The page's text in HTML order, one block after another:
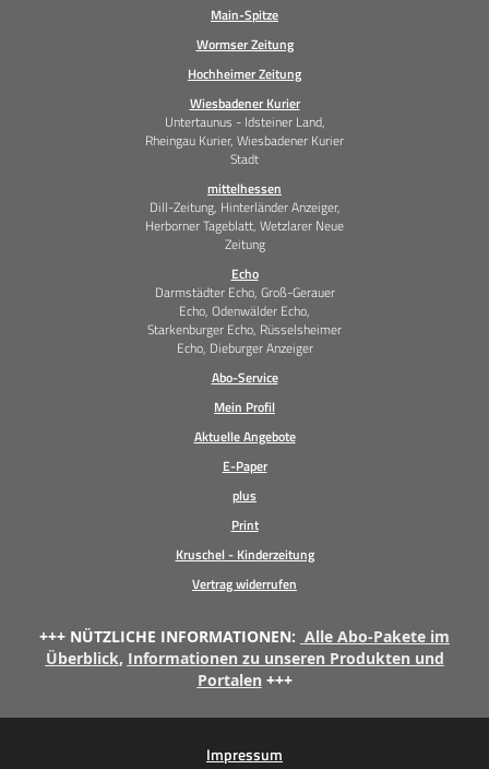
Main-Spitze
Wormser Zeitung
Hochheimer Zeitung
Wiesbadener Kurier
Untertaunus - Idsteiner Land,
Rheingau Kurier, Wiesbadener Kurier
Stadt
mittelhessen
Dill-Zeitung, Hinterländer Anzeiger,
Herborner Tageblatt, Wetzlarer Neue
Zeitung
Echo
Darmstädter Echo, Groß-Gerauer
Echo, Odenwälder Echo,
Starkenburger Echo, Rüsselsheimer
Echo, Dieburger Anzeiger
Abo-Service
Mein Profil
Aktuelle Angebote
E-Paper
plus
Print
Kruschel - Kinderzeitung
Vertrag widerrufen
+++ NÜTZLICHE INFORMATIONEN: Alle Abo-Pakete im
Überblick, Informationen zu unseren Produkten und
Portalen +++
Impressum